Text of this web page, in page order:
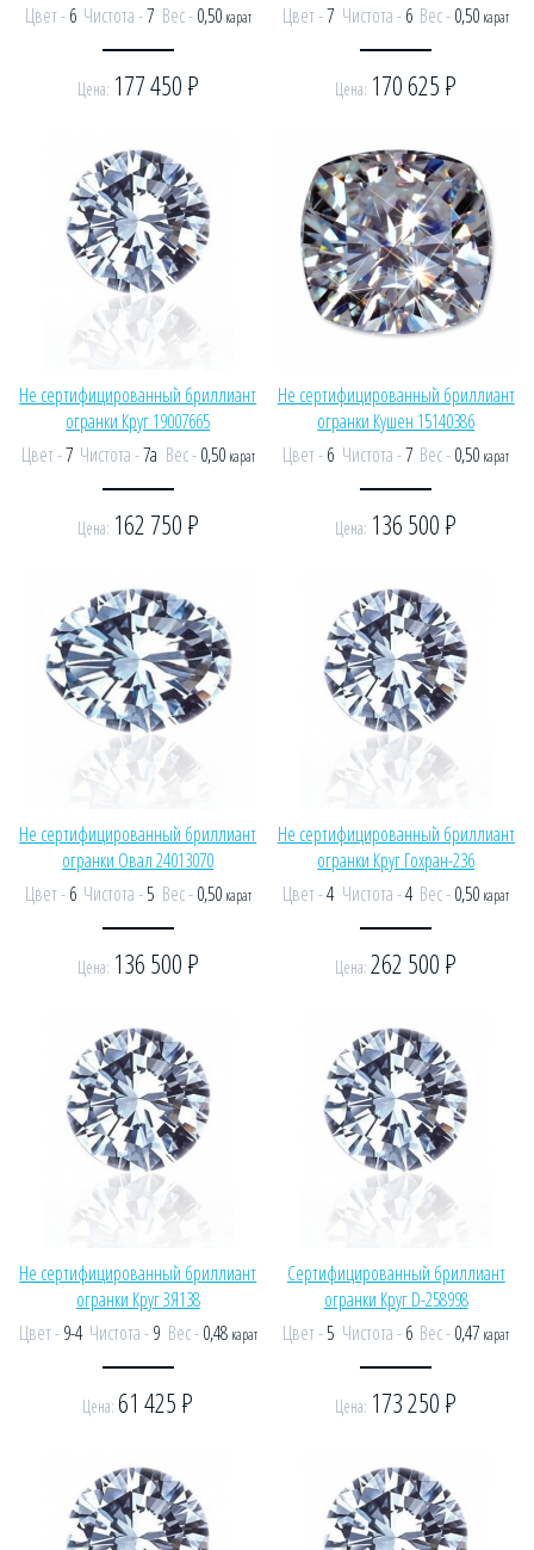
Цвет -6 Чистота -7 Вес -0,50 карат
Цена: 177 450 Р
Цвет -7 Чистота -6 Вес -0,50 карат
Цена: 170 625 Р
Не сертифицированный бриллиант
огранки Круг 19007665
Цвет -7 Чистота -7а Вес -0,50 карат
Цена: 162 750 Р
Не сертифицированный бриллиант
огранки Кушен 15140386
Цвет -6 Чистота -7 Вес -0,50 карат
Цена: 136 500 Р
Не сертифицированный бриллиант
огранки Овал 24013070
Цвет -6 Чистота -5 Вес -0,50 карат
Цена: 136 500 Р
Не сертифицированный бриллиант
огранки Круг Гохран-236
Цвет -4 Чистота -4 Вес -0,50 карат
Цена:262 500 Р
Не сертифицированный бриллиант
огранки Круг ЗЯ138
Цвет -9-4 Чистота -9 Вес -0,48 карат
Цена:61 425 Р
Сертифицированный бриллиант
огранки Круг D-258998
Цвет -5 Чистота -6 Вес -0,47 карат
Цена: 173 250 Р